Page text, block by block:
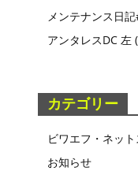
メンテナンス日
アンタレスDC 左
カテゴリー
ビワエフ・ネッ
お知らせ